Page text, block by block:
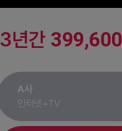
3년간 399,600
A사
인터넷+TV